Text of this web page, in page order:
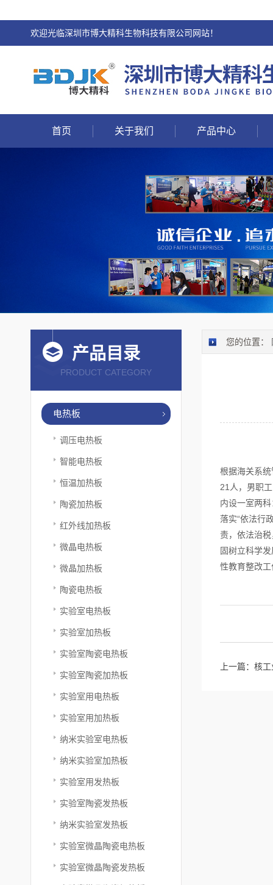
欢迎光临深圳市博大精科生物科技有限公司网站！
首页 关于我们 产品中心
产品目录
PRODUCT CATEGORY
电热板
调压电热板
智能电热板
恒温加热板
陶瓷加热板
红外线加热板
微晶电热板
微晶加热板
陶瓷电热板
实验室电热板
实验室加热板
实验室陶瓷电热板
实验室陶瓷加热板
实验室用电热板
实验室用加热板
纳米实验室电热板
纳米实验室加热板
实验室用发热板
实验室陶瓷发热板
纳米实验室发热板
实验室微晶陶瓷电热板
实验室微晶陶瓷发热板
您的位置：
根据海关系
21人，男职
内设一室两
落实“依法行
责，依法治
固树立科学
性教育整改
上一篇： 核工